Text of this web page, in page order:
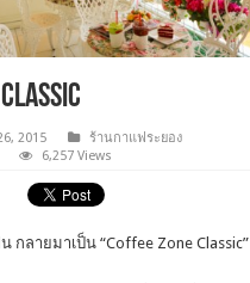
2015
ร้านกาแฟระยอง
6,257 Views
กลายมาเป็น “Coffee Zone Classic”